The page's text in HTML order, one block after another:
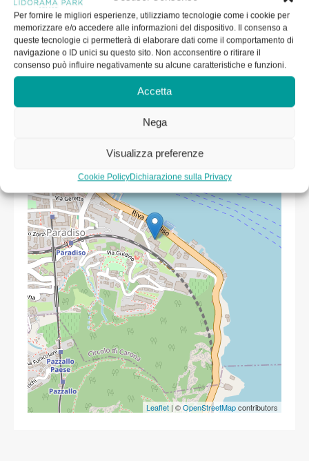
Per fornire le migliori esperienze, utilizziamo tecnologie come i cookie per
memorizzare e/o accedere alle informazioni del dispositivo. Il consenso a
queste tecnologie ci permetterà di elaborare dati come il comportamento di
navigazione o ID unici su questo sito. Non acconsentire o ritirare il
consenso può influire negativamente su alcune caratteristiche e funzioni.
Accetta
Nega
Visualizza preferenze
Cookie PolicyDichiarazione sulla Privacy
Lidorama Park, Riva Paradiso 32, CH-6900
Lugano-Paradiso (Svizzera)
−
Leaflet | ©OpenStreetMapcontributors